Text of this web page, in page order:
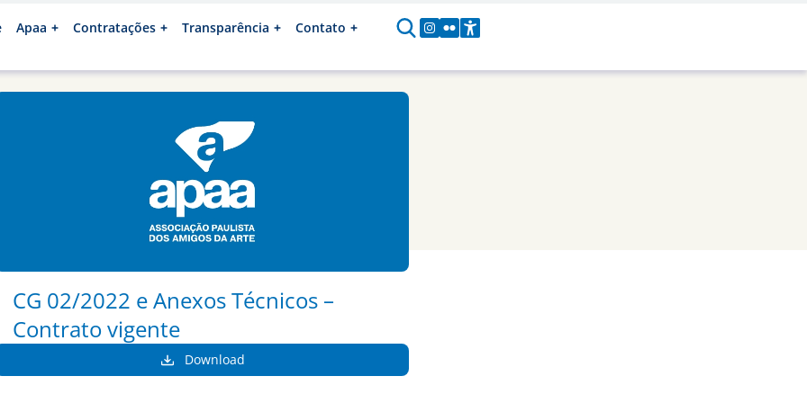
Apaa Contratações Transparência Contato
CG 02/2022 e Anexos Técnicos –
Contrato vigente
Download